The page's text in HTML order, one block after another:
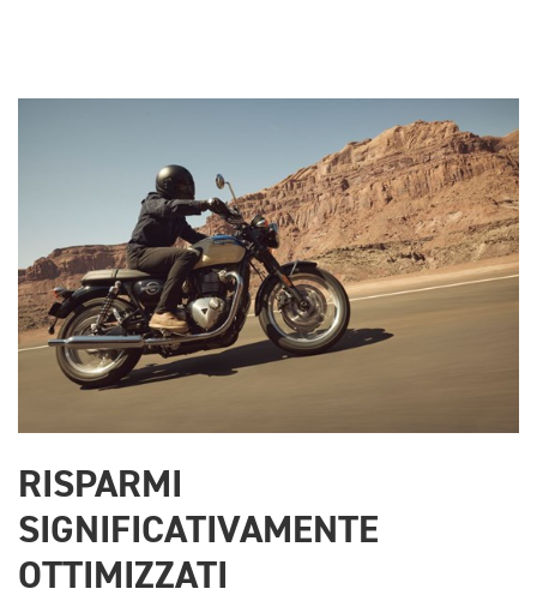
RISPARMI
SIGNIFICATIVAMENTE
OTTIMIZZATI